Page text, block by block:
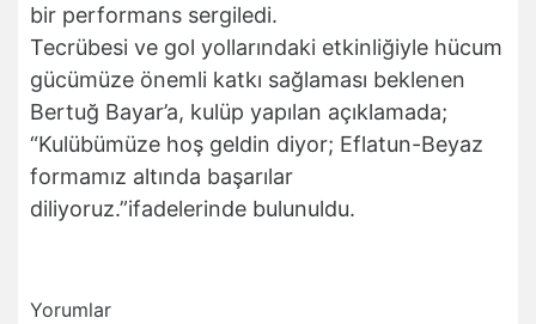
bir performans sergiledi.
Tecrübesi ve gol yollarındaki etkinliğiyle hücum
gücümüze önemli katkı sağlaması beklenen
Bertuğ Bayar’a, kulüp yapılan açıklamada;
“Kulübümüze hoş geldin diyor; Eflatun-Beyaz
formamız altında başarılar
diliyoruz.”ifadelerinde bulunuldu.
Yorumlar